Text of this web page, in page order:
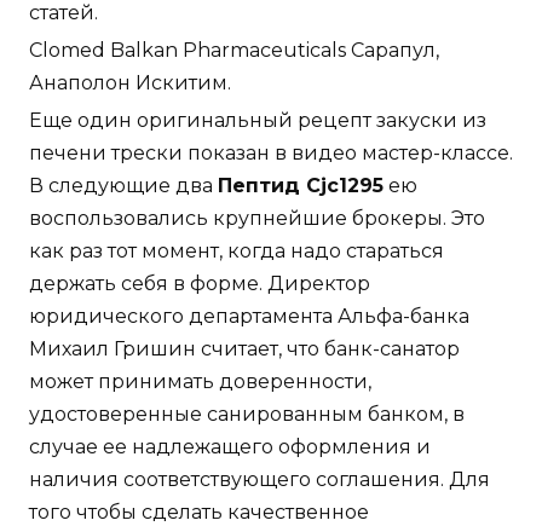
статей.
Clomed Balkan Pharmaceuticals Сарапул,
Анаполон Искитим.
Еще один оригинальный рецепт закуски из
печени трески показан в видео мастер-классе.
В следующие два Пептид Cjc1295 ею
воспользовались крупнейшие брокеры. Это
как раз тот момент, когда надо стараться
держать себя в форме. Директор
юридического департамента Альфа-банка
Михаил Гришин считает, что банк-санатор
может принимать доверенности,
удостоверенные санированным банком, в
случае ее надлежащего оформления и
наличия соответствующего соглашения. Для
того чтобы сделать качественное